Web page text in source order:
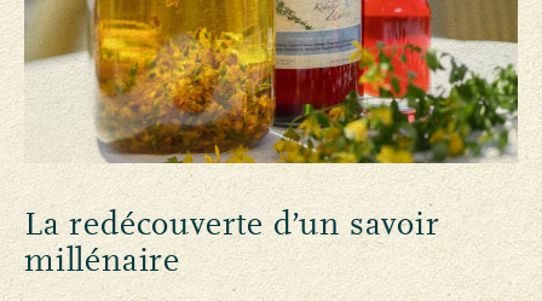
La redécouverte d’un savoir
millénaire